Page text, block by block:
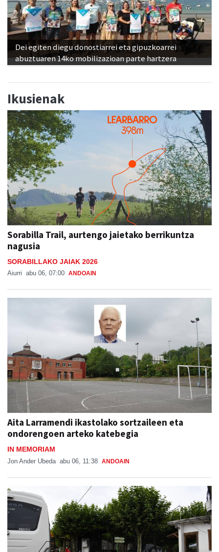
Dei egiten diegu donostiarrei eta gipuzkoarrei
abuztuaren 14ko mobilizazioan parte hartzera
Ikusienak
Sorabilla Trail, aurtengo jaietako berrikuntza
nagusia
SORABILLAKO JAIAK 2026
Aiurri abu 06, 07:00 ANDOAIN
Aita Larramendi ikastolako sortzaileen eta
ondorengoen arteko katebegia
IN MEMORIAM
Jon Ander Ubeda abu 06, 11:38 ANDOAIN